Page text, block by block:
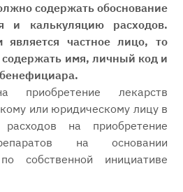
содержать обоснование
и калькуляцию расходов.
является частное лицо, то
имя, личный код и
лекарств
или юридическому лицу в
на приобретение
на основании
собственной инициативе